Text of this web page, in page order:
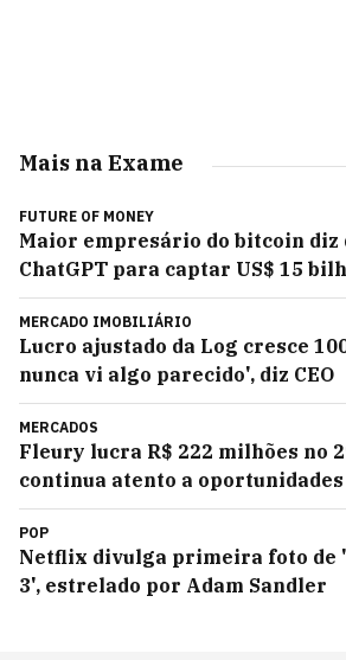
Mais na Exame
FUTURE OF MONEY
Maior empresário do bitcoin diz
ChatGPT para captar US$ 15
MERCADO IMOBILIÁRIO
Lucro ajustado da Log cresce
nunca vi algo parecido', diz CEO
MERCADOS
Fleury lucra R$ 222 milhões no
continua atento a oportunidades
POP
Netflix divulga primeira foto de
3', estrelado por Adam Sandler